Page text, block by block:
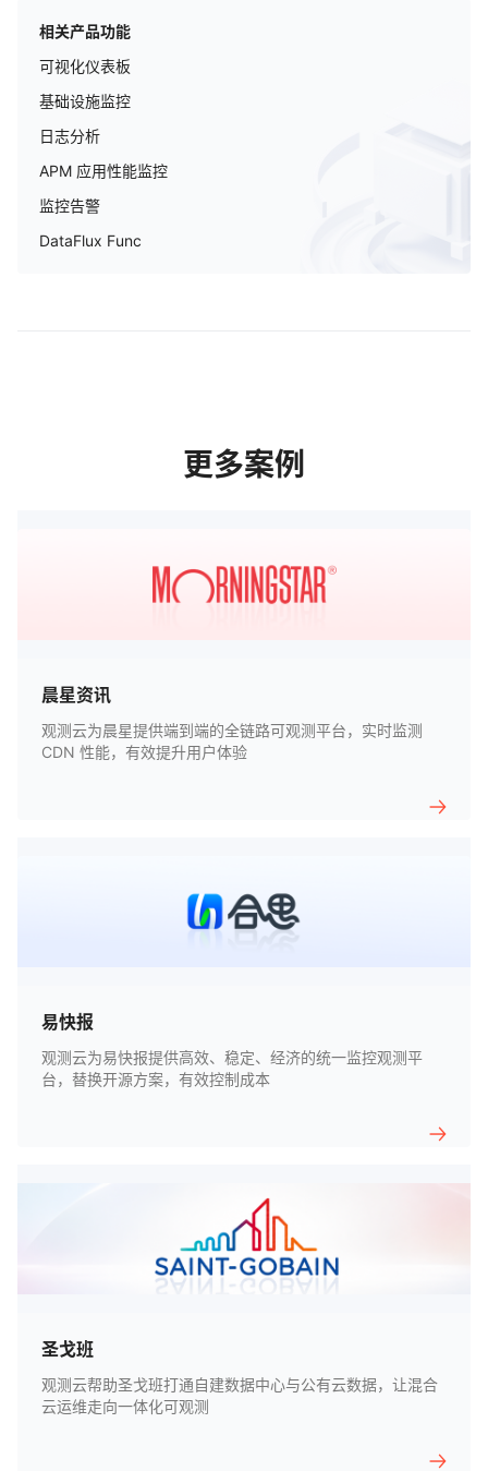
相关产品功能
可视化仪表板
基础设施监控
日志分析
APM 应用性能监控
监控告警
DataFlux Func
更多案例
晨星资讯
观测云为晨星提供端到端的全链路可观测平台，实时监测
CDN 性能，有效提升用户体验
易快报
观测云为易快报提供高效、稳定、经济的统一监控观测平
台，替换开源方案，有效控制成本
圣戈班
观测云帮助圣戈班打通自建数据中心与公有云数据，让混合
云运维走向一体化可观测